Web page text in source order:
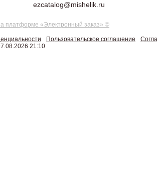
ezcatalog@mishelik.ru
платформе «Электронный заказ» ©
Пользовательское соглашение
21:10